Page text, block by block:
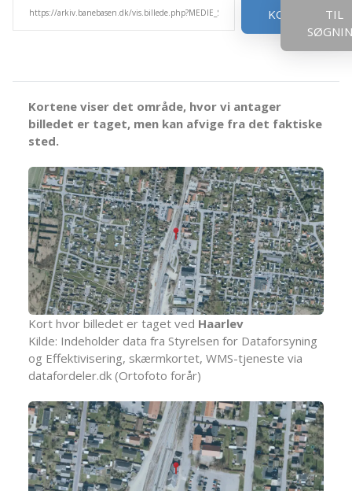
KOPIER
TIL
Kortene viser det område, hvor vi antager
billedet er taget, men kan afvige fra det faktiske
sted.
Kort hvor billedet er taget ved Haarlev
Kilde: Indeholder data fra Styrelsen for Dataforsyning
og Effektivisering, skærmkortet, WMS-tjeneste via
datafordeler.dk (Ortofoto forår)